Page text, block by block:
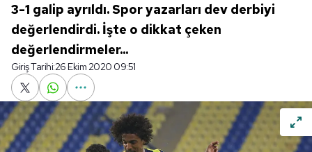
3-1 galip ayrıldı. Spor yazarları dev derbiyi
değerlendirdi. İşte o dikkat çeken
değerlendirmeler...
Giriş Tarihi:26 Ekim 2020 09:51